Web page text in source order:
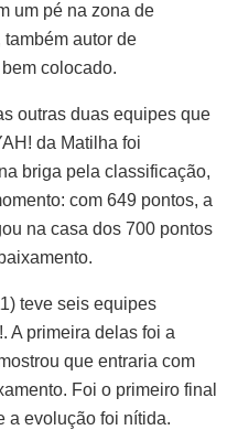
um pé na zona de
autor de
colocado.
outras duas equipes que
da Matilha foi
briga pela classificação,
com 649 pontos, a
na casa dos 700 pontos
teve seis equipes
A primeira delas foi a
que entraria com
Foi o primeiro final
a evolução foi nítida.